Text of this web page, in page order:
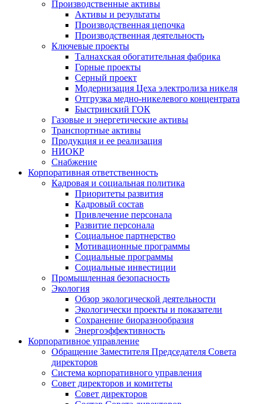
Производственные активы
Активы и результаты
Производственная цепочка
Производственная деятельность
Ключевые проекты
Талнахская обогатительная фабрика
Горные проекты
Серный проект
Модернизация Цеха электролиза никеля
Отгрузка медно-никелевого концентрата
Быстринский ГОК
Газовые и энергетические активы
Транспортные активы
Продукция и ее реализация
НИОКР
Снабжение
Корпоративная ответственность
Кадровая и социальная политика
Приоритеты развития
Кадровый состав
Привлечение персонала
Развитие персонала
Социальное партнерство
Мотивационные программы
Социальные программы
Социальные инвестиции
Промышленная безопасность
Экология
Обзор экологической деятельности
Экологически проекты и показатели
Сохранение биоразнообразия
Энергоэффективность
Корпоративное управление
Обращение Заместителя Председателя Совета
директоров
Система корпоративного управления
Совет директоров и комитеты
Совет директоров